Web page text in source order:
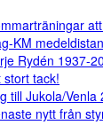
KM
Rydén 1937-
stort tack!
till Jukola/Venla
nytt från